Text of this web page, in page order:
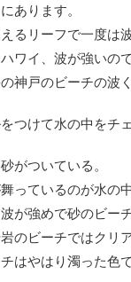
あります。
るリーフで一度は
ワイ、波が強いの
神戸のビーチの波
つけて水の中をチェ
がついている。
っているのが水の
が強めで砂のビー
のビーチではクリ
はやはり濁った色で